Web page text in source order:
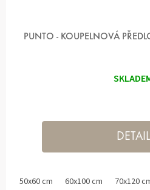
PUNTO - KOUPELNOVÁ
DETAIL
50x60 cm 60x100 cm 70x120